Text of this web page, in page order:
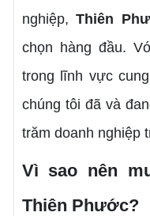
nghiệp,Thiên
chọn hàng đầu.
trong lĩnh vực
chúng tôi đã và
trăm doanh nghiệp
Vì sao nên
Thiên Phước?